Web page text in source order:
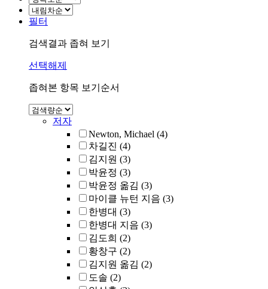
필터
검색결과 좁혀 보기
선택해제
좁혀본 항목 보기순서
저자
Newton, Michael (4)
차길진 (4)
김지원 (3)
박윤정 (3)
박윤정 옮김 (3)
마이클 뉴턴 지음 (3)
한병대 (3)
한병대 지음 (3)
김도희 (2)
황창구 (2)
김지원 옮김 (2)
도솔 (2)